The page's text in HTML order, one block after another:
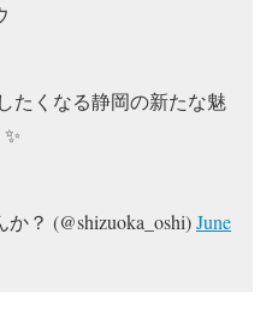
たくなる静岡の新たな魅
？ (@shizuoka_oshi)June